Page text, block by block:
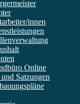
innen
Online
Satzungen